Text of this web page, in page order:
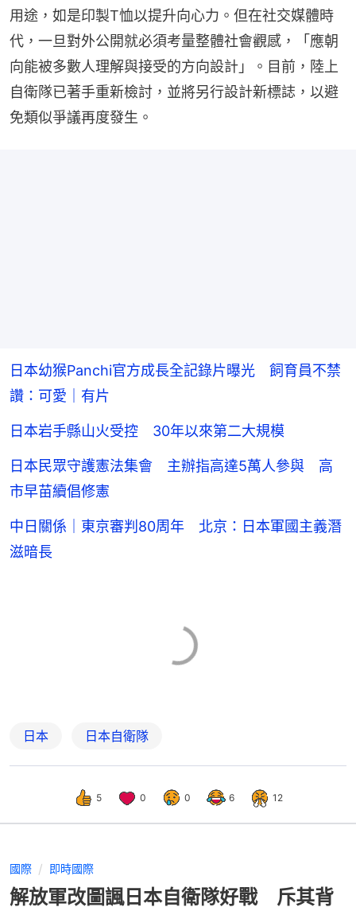
用途，如是印製T恤以提升向心力。但在社交媒體時
代，一旦對外公開就必須考量整體社會觀感，「應朝
向能被多數人理解與接受的方向設計」。目前，陸上
自衛隊已著手重新檢討，並將另行設計新標誌，以避
免類似爭議再度發生。
日本幼猴Panchi官方成長全記錄片曝光 飼育員不禁
讚：可愛｜有片
日本岩手縣山火受控 30年以來第二大規模
日本民眾守護憲法集會 主辦指高達5萬人參與 高
市早苗續倡修憲
中日關係｜東京審判80周年 北京：日本軍國主義潛
滋暗長
日本 日本自衛隊
5 0 0 6 12
國際 即時國際
解放軍改圖諷日本自衛隊好戰 斥其背